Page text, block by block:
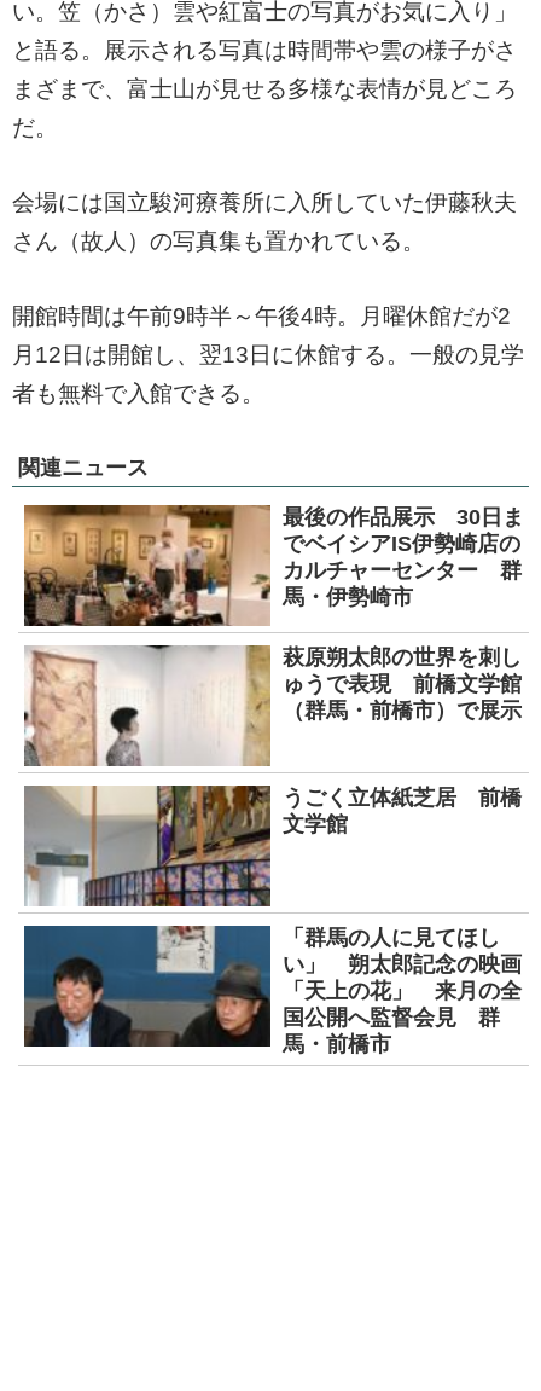
い。笠（かさ）雲や紅富士の写真がお気に入り」
と語る。展示される写真は時間帯や雲の様子がさ
まざまで、富士山が見せる多様な表情が見どころ
だ。
会場には国立駿河療養所に入所していた伊藤秋夫
さん（故人）の写真集も置かれている。
開館時間は午前9時半～午後4時。月曜休館だが2
月12日は開館し、翌13日に休館する。一般の見学
者も無料で入館できる。
関連ニュース
最後の作品展示 30日ま
でベイシアIS伊勢崎店の
カルチャーセンター 群
馬・伊勢崎市
萩原朔太郎の世界を刺し
ゅうで表現 前橋文学館
（群馬・前橋市）で展示
うごく立体紙芝居 前橋
文学館
「群馬の人に見てほし
い」 朔太郎記念の映画
「天上の花」 来月の全
国公開へ監督会見 群
馬・前橋市